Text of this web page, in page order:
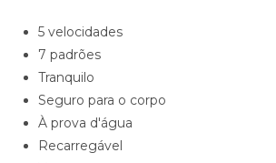
5 velocidades
7 padrões
Tranquilo
Seguro para o corpo
À prova d'água
Recarregável